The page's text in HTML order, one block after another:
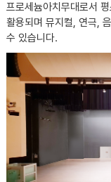
프로세늄아치무대로서
활용되며 뮤지컬, 연극,
수 있습니다.